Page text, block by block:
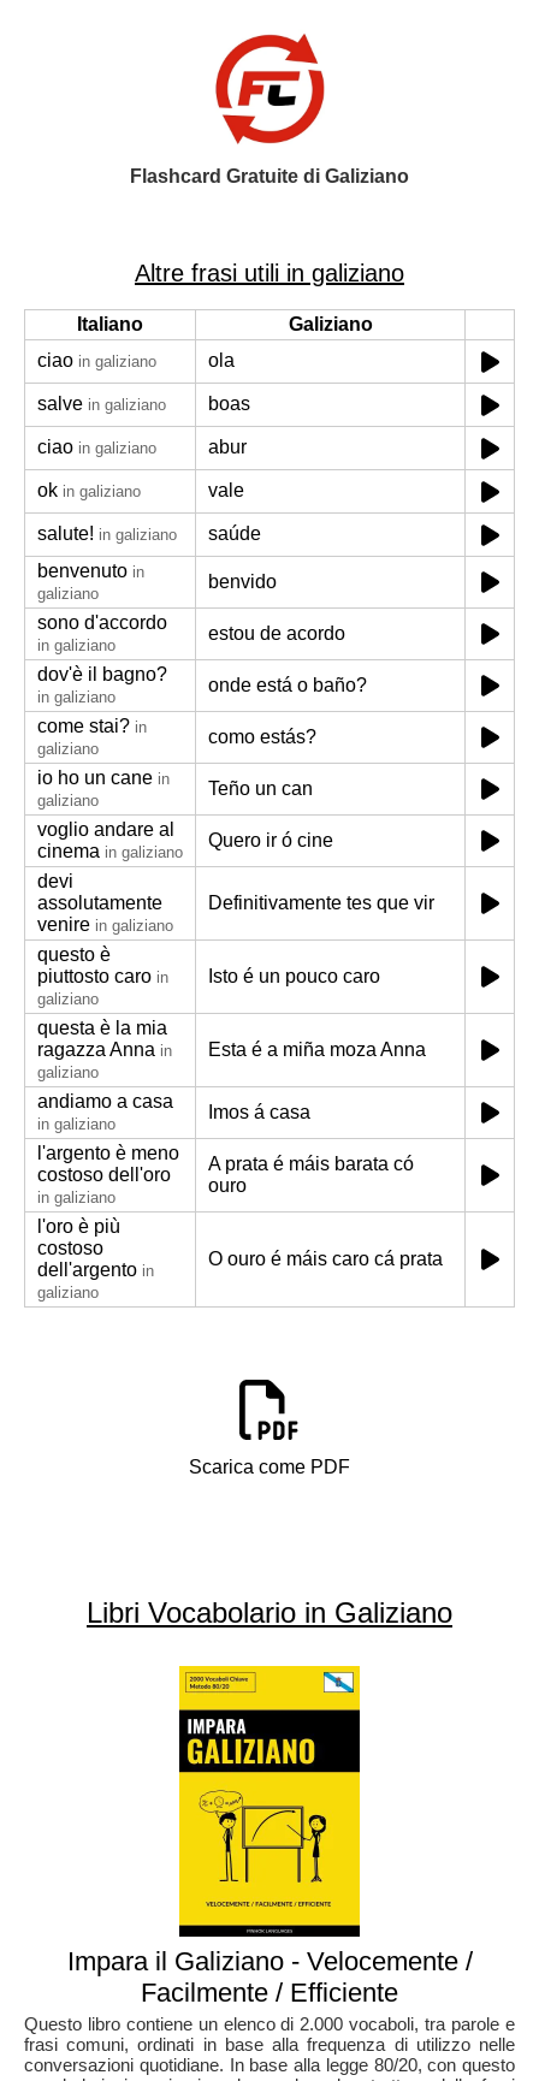
Flashcard Gratuite di Galiziano
Altre frasi utili in galiziano
Italiano
Galiziano
ciao in galiziano ola
salve in galiziano boas
ciao in galiziano abur
ok in galiziano vale
salute! in galiziano
saúde
benvenuto in
galiziano
benvido
sono d'accordo
in galiziano
estou de acordo
dov'è il bagno?
in galiziano
onde está o baño?
come stai? in
galiziano
como estás?
io ho un cane in
galiziano
Teño un can
voglio andare al
cinema in galiziano
Quero ir ó cine
devi
assolutamente
venire in galiziano
Definitivamente tes que vir
questo è
piuttosto caro in
galiziano
Isto é un pouco caro
questa è la mia
ragazza Anna in
galiziano
Esta é a miña moza Anna
andiamo a casa
in galiziano
Imos á casa
l'argento è meno
costoso dell'oro
in galiziano
A prata é máis barata có
ouro
l'oro è più
costoso
dell'argento in
galiziano
O ouro é máis caro cá prata
Scarica come PDF
Libri Vocabolario in Galiziano
Impara il Galiziano - Velocemente /
Facilmente / Efficiente
Questo libro contiene un elenco di 2.000 vocaboli, tra parole e
frasi comuni, ordinati in base alla frequenza di utilizzo nelle
conversazioni quotidiane. In base alla legge 80/20, con questo